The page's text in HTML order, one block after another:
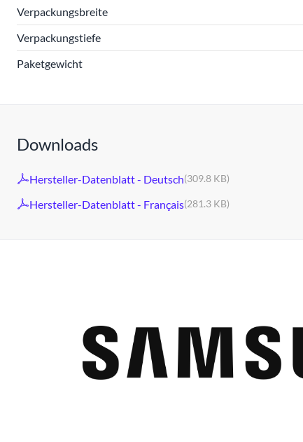
Verpackungsbreite
Verpackungstiefe
Paketgewicht
Downloads
Hersteller-Datenblatt - Deutsch(309.8 KB)
Hersteller-Datenblatt - Français(281.3 KB)